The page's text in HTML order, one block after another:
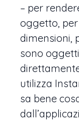
– per
oggetto,
dimensioni,
sono
utilizza
sa bene